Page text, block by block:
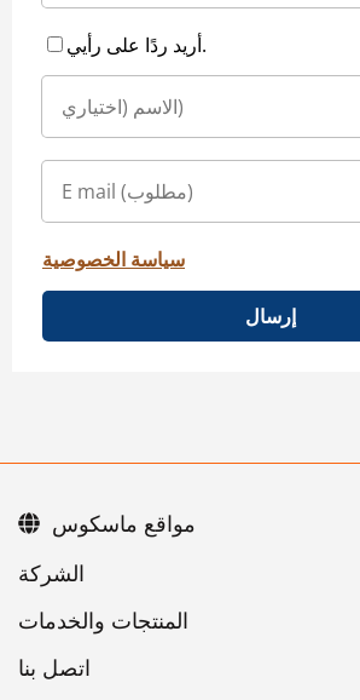
أريد ردًا على رأيي.
سياسة الخصوصية
إرسال
اتصل بنا
مواقع ماسكوس